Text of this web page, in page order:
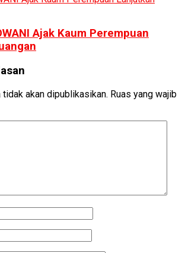
Ajak Kaum Perempuan
akan dipublikasikan. Ruas yang wajib